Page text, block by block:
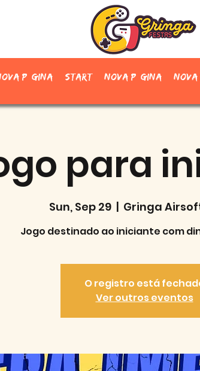
página Start Nova página Nova
para
Sun, Sep 29
  |
Gringa
Jogo destinado ao iniciante com
O registro está
Ver outros eventos